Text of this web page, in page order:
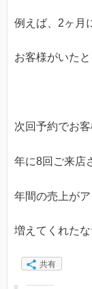
例えば、2ヶ月
お客様がいた
次回予約でお
年に8回ご来店
年間の売上が
増えてくれた
共有